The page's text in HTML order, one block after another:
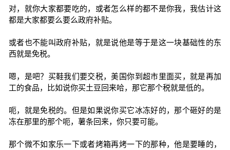
对，就你大家都要吃的，或者怎么样的都不是你我，我估计这
都是大家都要么要么政府补贴。
或者也不能叫政府补贴，就是说他是等于是这一块基础性的东
西就是免税。
嗯，是吧？买鞋我们要交税，美国你到超市里面买，就是再加
工的食品，比如说你买土豆回来哈，那它那个税就是低的。
呃，就是免税的。但是如果说你买它冰冻好的，那个砸好的是
冻在那里的那个呃，薯条回来，你只要可能。
那个微不如家乐一下或者烤箱再烤一下的那种，他是要睡的，